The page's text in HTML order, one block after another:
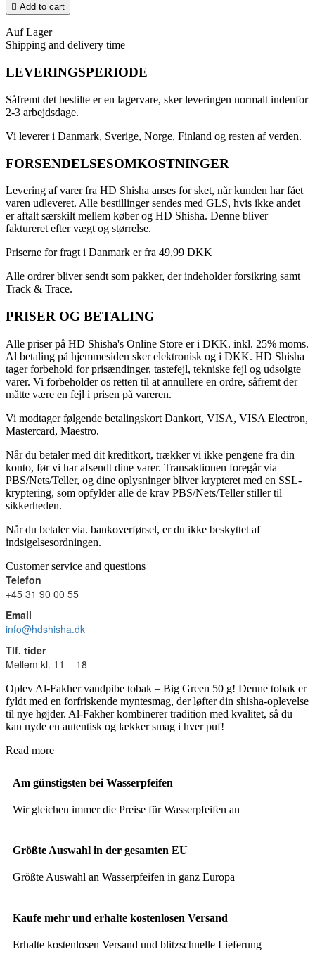
 Add to cart
Auf Lager
Shipping and delivery time
LEVERINGSPERIODE
Såfremt det bestilte er en lagervare, sker leveringen normalt indenfor
2-3 arbejdsdage.
Vi leverer i Danmark, Sverige, Norge, Finland og resten af verden.
FORSENDELSESOMKOSTNINGER
Levering af varer fra HD Shisha anses for sket, når kunden har fået
varen udleveret. Alle bestillinger sendes med GLS, hvis ikke andet
er aftalt særskilt mellem køber og HD Shisha. Denne bliver
faktureret efter vægt og størrelse.
Priserne for fragt i Danmark er fra 49,99 DKK
Alle ordrer bliver sendt som pakker, der indeholder forsikring samt
Track & Trace.
PRISER OG BETALING
Alle priser på HD Shisha's Online Store er i DKK. inkl. 25% moms.
Al betaling på hjemmesiden sker elektronisk og i DKK. HD Shisha
tager forbehold for prisændinger, tastefejl, tekniske fejl og udsolgte
varer. Vi forbeholder os retten til at annullere en ordre, såfremt der
måtte være en fejl i prisen på vareren.
Vi modtager følgende betalingskort Dankort, VISA, VISA Electron,
Mastercard, Maestro.
Når du betaler med dit kreditkort, trækker vi ikke pengene fra din
konto, før vi har afsendt dine varer. Transaktionen foregår via
PBS/Nets/Teller, og dine oplysninger bliver krypteret med en SSL-
kryptering, som opfylder alle de krav PBS/Nets/Teller stiller til
sikkerheden.
Når du betaler via. bankoverførsel, er du ikke beskyttet af
indsigelsesordningen.
Customer service and questions
Telefon
+45 31 90 00 55
Email
info@hdshisha.dk
Tlf. tider
Mellem kl. 11 – 18
Oplev Al-Fakher vandpibe tobak – Big Green 50 g! Denne tobak er
fyldt med en forfriskende myntesmag, der løfter din shisha-oplevelse
til nye højder. Al-Fakher kombinerer tradition med kvalitet, så du
kan nyde en autentisk og lækker smag i hver puf!
Read more
Am günstigsten bei Wasserpfeifen
Wir gleichen immer die Preise für Wasserpfeifen an
Größte Auswahl in der gesamten EU
Größte Auswahl an Wasserpfeifen in ganz Europa
Kaufe mehr und erhalte kostenlosen Versand
Erhalte kostenlosen Versand und blitzschnelle Lieferung